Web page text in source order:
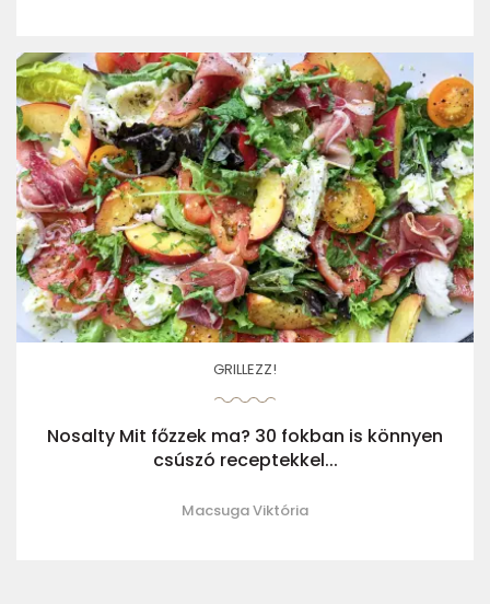
GRILLEZZ!
Nosalty Mit főzzek ma? 30 fokban is könnyen
csúszó receptekkel...
Macsuga Viktória